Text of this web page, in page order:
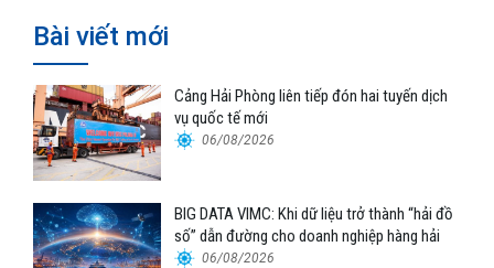
Bài viết mới
Cảng Hải Phòng liên tiếp đón hai tuyến dịch
vụ quốc tế mới
06/08/2026
BIG DATA VIMC: Khi dữ liệu trở thành “hải đồ
số” dẫn đường cho doanh nghiệp hàng hải
06/08/2026